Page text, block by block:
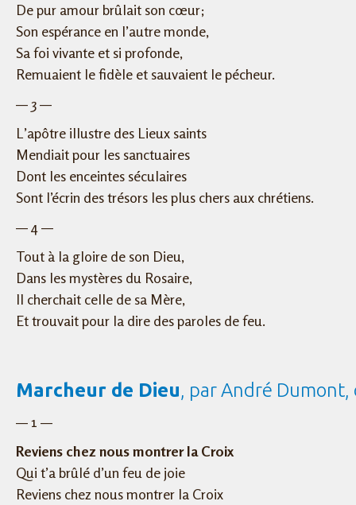
De pur amour brûlait son cœur;
Son espérance en l’autre monde,
Sa foi vivante et si profonde,
Remuaient le fidèle et sauvaient le pécheur.
— 3 —
L’apôtre illustre des Lieux saints
Mendiait pour les sanctuaires
Dont les enceintes séculaires
Sont l’écrin des trésors les plus chers aux chrétiens.
— 4 —
Tout à la gloire de son Dieu,
Dans les mystères du Rosaire,
Il cherchait celle de sa Mère,
Et trouvait pour la dire des paroles de feu.
Marcheur de Dieu, par André
— 1 —
Reviens chez nous montrer la Croix
Qui t’a brûlé d’un feu de joie
Reviens chez nous montrer la Croix